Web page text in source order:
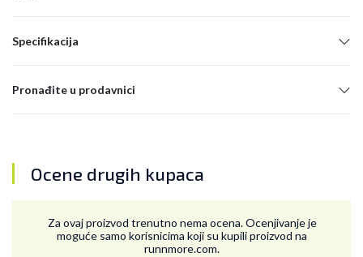
Specifikacija
Pronađite u prodavnici
Ocene drugih kupaca
Za ovaj proizvod trenutno nema ocena. Ocenjivanje je
moguće samo korisnicima koji su kupili proizvod na
runnmore.com.